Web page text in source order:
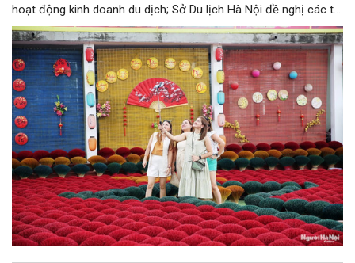
hoạt động kinh doanh du dịch; Sở Du lịch Hà Nội đề nghị các tổ
chức, đơn vị, doanh nghiệp kinh doanh dịch vụ lữ hành trên địa
bàn thành phố thực hiện một số nội dung quan trọng. Qua đó
góp phần thực hiện thắng lợi các mục tiêu phát triển du lịch Hà
Nội năm 2026 và giai đoạn tiếp theo.